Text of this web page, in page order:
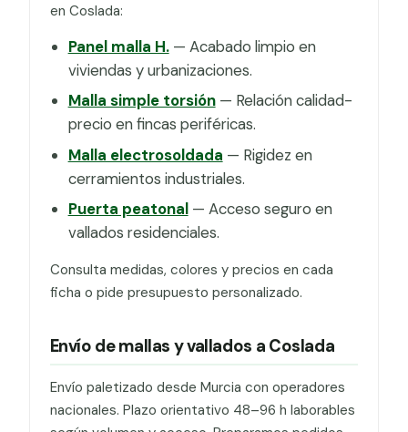
en Coslada:
Panel malla H.— Acabado limpio en
viviendas y urbanizaciones.
Malla simple torsión— Relación calidad-
precio en fincas periféricas.
Malla electrosoldada — Rigidez en
cerramientos industriales.
Puerta peatonal— Acceso seguro en
vallados residenciales.
Consulta medidas, colores y precios en cada
ficha o pide presupuesto personalizado.
Envío de mallas y vallados a Coslada
Envío paletizado desde Murcia con operadores
nacionales. Plazo orientativo 48–96 h laborables